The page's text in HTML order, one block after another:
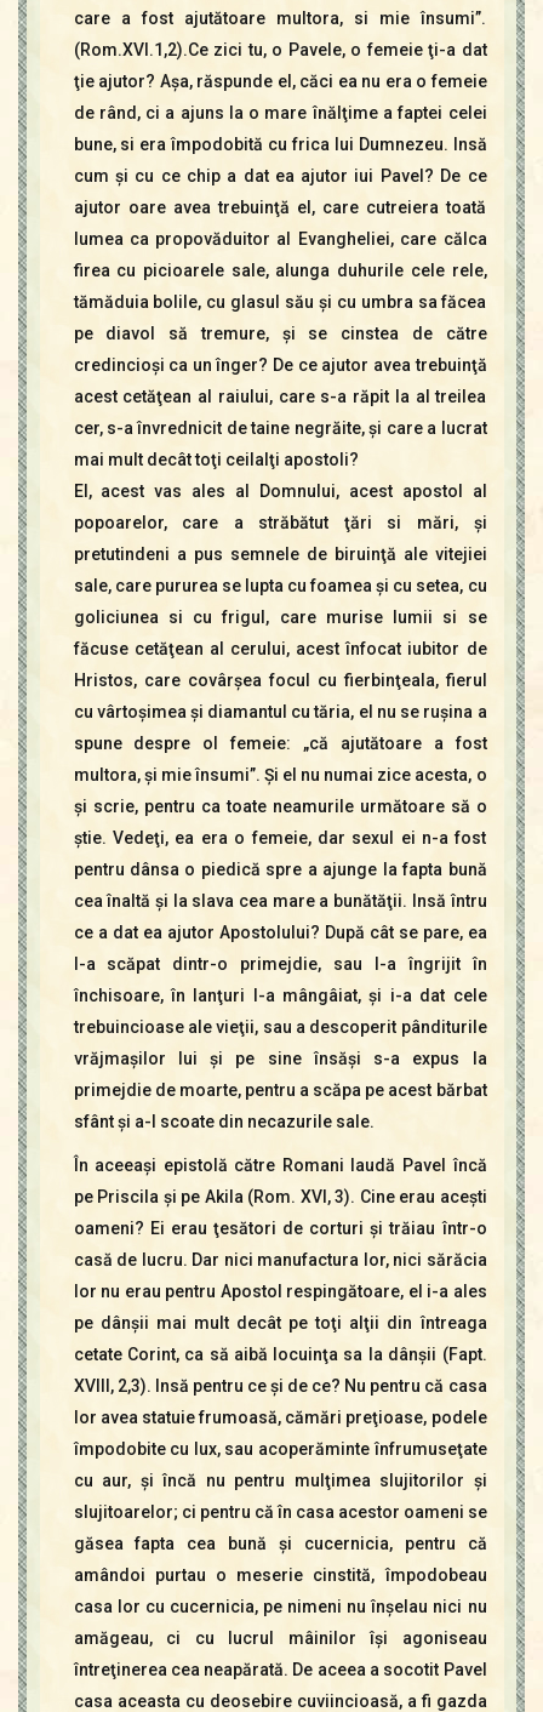
care a fost ajutătoare multora, si mie însumi”.
(Rom.XVI.1,2).Ce zici tu, o Pavele, o femeie ţi-a dat
ţie ajutor? Aşa, răspunde el, căci ea nu era o femeie
de rând, ci a ajuns la o mare înălţime a faptei celei
bune, si era împodobită cu frica lui Dumnezeu. Insă
cum şi cu ce chip a dat ea ajutor iui Pavel? De ce
ajutor oare avea trebuinţă el, care cutreiera toată
lumea ca propovăduitor al Evangheliei, care călca
firea cu picioarele sale, alunga duhurile cele rele,
tămăduia bolile, cu glasul său şi cu umbra sa făcea
pe diavol să tremure, şi se cinstea de către
credincioşi ca un înger? De ce ajutor avea trebuinţă
acest cetăţean al raiului, care s-a răpit la al treilea
cer, s-a învrednicit de taine negrăite, şi care a lucrat
mai mult decât toţi ceilalţi apostoli?
El, acest vas ales al Domnului, acest apostol al
popoarelor, care a străbătut ţări si mări, şi
pretutindeni a pus semnele de biruinţă ale vitejiei
sale, care pururea se lupta cu foamea şi cu setea, cu
goliciunea si cu frigul, care murise lumii si se
făcuse cetăţean al cerului, acest înfocat iubitor de
Hristos, care covârşea focul cu fierbinţeala, fierul
cu vârtoşimea şi diamantul cu tăria, el nu se ruşina a
spune despre ol femeie: „că ajutătoare a fost
multora, şi mie însumi”. Şi el nu numai zice acesta, o
şi scrie, pentru ca toate neamurile următoare să o
ştie. Vedeţi, ea era o femeie, dar sexul ei n-a fost
pentru dânsa o piedică spre a ajunge la fapta bună
cea înaltă şi la slava cea mare a bunătăţii. Insă întru
ce a dat ea ajutor Apostolului? După cât se pare, ea
l-a scăpat dintr-o primejdie, sau l-a îngrijit în
închisoare, în lanţuri l-a mângâiat, şi i-a dat cele
trebuincioase ale vieţii, sau a descoperit pânditurile
vrăjmaşilor lui şi pe sine însăşi s-a expus la
primejdie de moarte, pentru a scăpa pe acest bărbat
sfânt şi a-l scoate din necazurile sale.
În aceeaşi epistolă către Romani laudă Pavel încă
pe Priscila şi pe Akila (Rom. XVI, 3). Cine erau aceşti
oameni? Ei erau ţesători de corturi şi trăiau într-o
casă de lucru. Dar nici manufactura lor, nici sărăcia
lor nu erau pentru Apostol respingătoare, el i-a ales
pe dânşii mai mult decât pe toţi alţii din întreaga
cetate Corint, ca să aibă locuinţa sa la dânşii (Fapt.
XVIII, 2,3). Insă pentru ce şi de ce? Nu pentru că casa
lor avea statuie frumoasă, cămări preţioase, podele
împodobite cu lux, sau acoperăminte înfrumuseţate
cu aur, şi încă nu pentru mulţimea slujitorilor şi
slujitoarelor; ci pentru că în casa acestor oameni se
găsea fapta cea bună şi cucernicia, pentru că
amândoi purtau o meserie cinstită, împodobeau
casa lor cu cucernicia, pe nimeni nu înşelau nici nu
amăgeau, ci cu lucrul mâinilor îşi agoniseau
întreţinerea cea neapărată. De aceea a socotit Pavel
casa aceasta cu deosebire cuviincioasă, a fi gazda